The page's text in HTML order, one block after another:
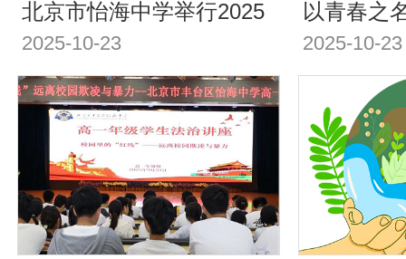
北京市怡海中学举行2025
级初一少先队建队仪式：
红领巾心向党，争做新时
代好队员
2025-10-23
以青春之
| “首都经
生时代宣
在怡海中
2025-10-23